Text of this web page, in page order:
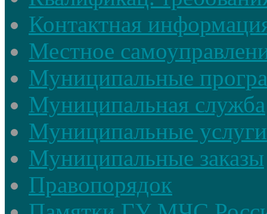
Контактная
Местное
Муниципальные
Муниципальная служба
Муниципальные услуги
Муниципальные заказы
Правопорядок